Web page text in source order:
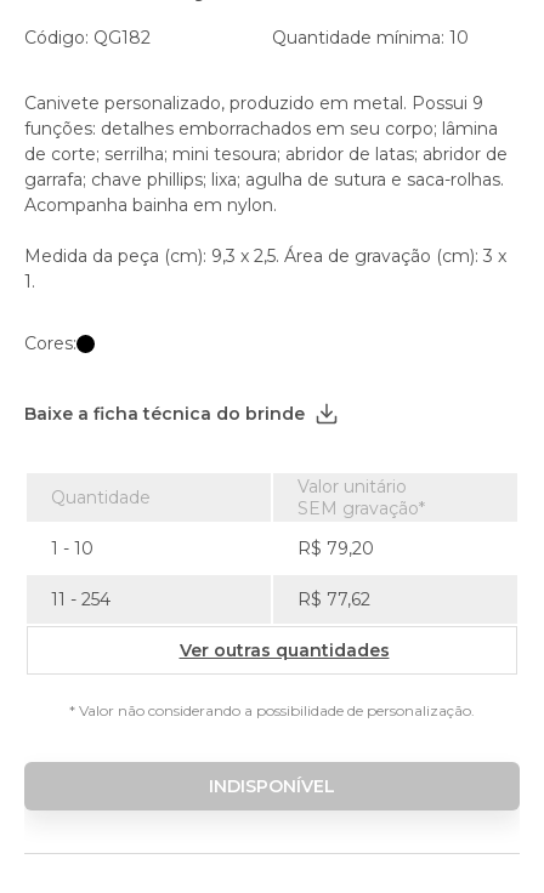
Código: QG182 Quantidade mínima: 10
Canivete personalizado, produzido em metal. Possui 9
funções: detalhes emborrachados em seu corpo; lâmina
de corte; serrilha; mini tesoura; abridor de latas; abridor de
garrafa; chave phillips; lixa; agulha de sutura e saca-rolhas.
Acompanha bainha em nylon.
Medida da peça (cm): 9,3 x 2,5. Área de gravação (cm): 3 x
1.
Cores:
Baixe a ficha técnica do brinde
Quantidade
Valor unitário
SEM gravação*
1 - 10
R$ 79,20
11 - 254 R$ 77,62
Ver outras quantidades
* Valor não considerando a possibilidade de personalização.
INDISPONÍVEL